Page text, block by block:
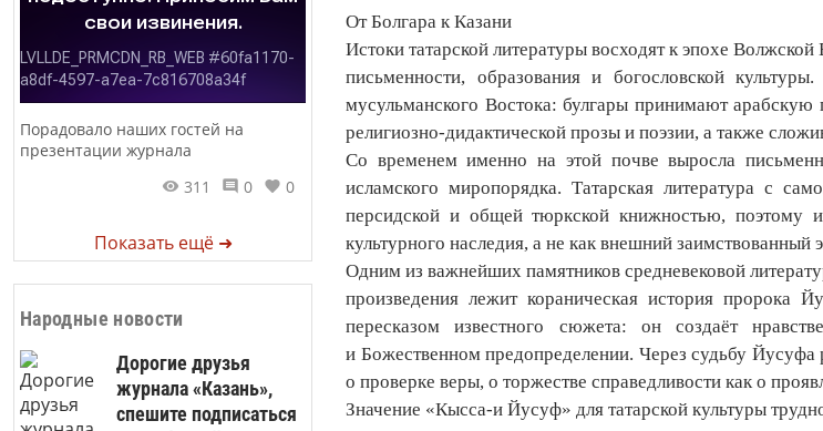
Порадовало наших гостей на
презентации журнала
311
0 0
Показать ещё ➜
Народные новости
Дорогие друзья
журнала «Казань»,
спешите подписаться
От Болгара к Казани
Истоки татарской литературы восходят к эпохе
письменности, образования и богословской
мусульманского Востока: булгары принимают
религиозно‑дидактической прозы и поэзии, а также
Со временем именно на этой почве выросла
исламского миропорядка. Татарская литература с
персидской и общей тюркской книжностью, поэтому
культурного наследия, а не как внешний заимствованный
Одним из важнейших памятников средневековой
произведения лежит кораническая история пророка
пересказом известного сюжета: он создаёт
и Божественном предопре­делении. Через судьбу Йусуфа
о проверке веры, о торжестве справедливости как о
Значение «Кысса-и Йусуф» для татарской культуры